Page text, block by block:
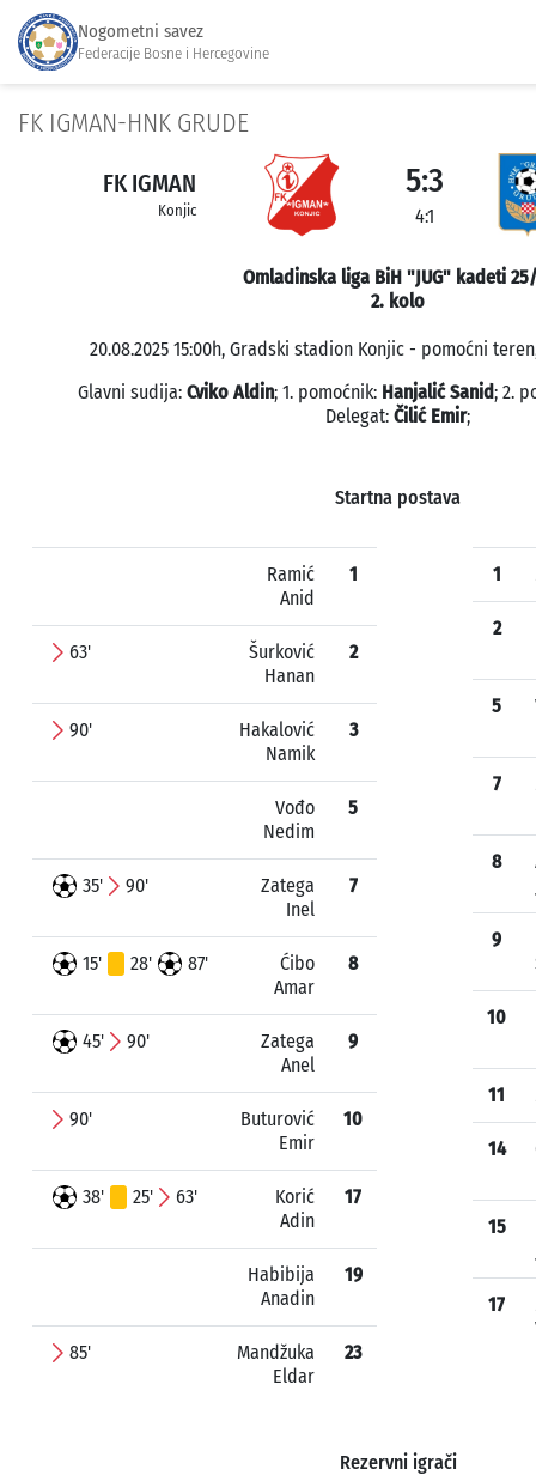
Nogometni savez
Federacije Bosne i Hercegovine
FK IGMAN-HNK GRUDE
FK IGMAN
Konjic
5:3
4:1
Omladinska liga BiH "JUG" kadeti
2. kolo
20.08.2025 15:00h, Gradski stadion Konjic - pomoćni
Glavni sudija: Cviko Aldin; 1. pomoćnik: Hanjalić Sanid; 2.
Delegat: Čilić Emir;
Startna postava
Ramić
Anid
1
63'
Šurković
Hanan
2
90'
Hakalović
Namik
3
Vođo
Nedim
5
35' 90'
Zatega
Inel
7
15' 28' 87'
Ćibo
Amar
8
45' 90'
Zatega
Anel
9
90'
Buturović
Emir
10
38' 25' 63'
Korić
Adin
17
Habibija
Anadin
19
85'
Mandžuka
Eldar
23
1
2
5
7
8
9
10
11
14
15
17
Rezervni igrači